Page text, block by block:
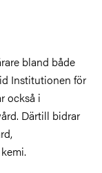
bland både
Institutionen för
också i
Därtill bidrar